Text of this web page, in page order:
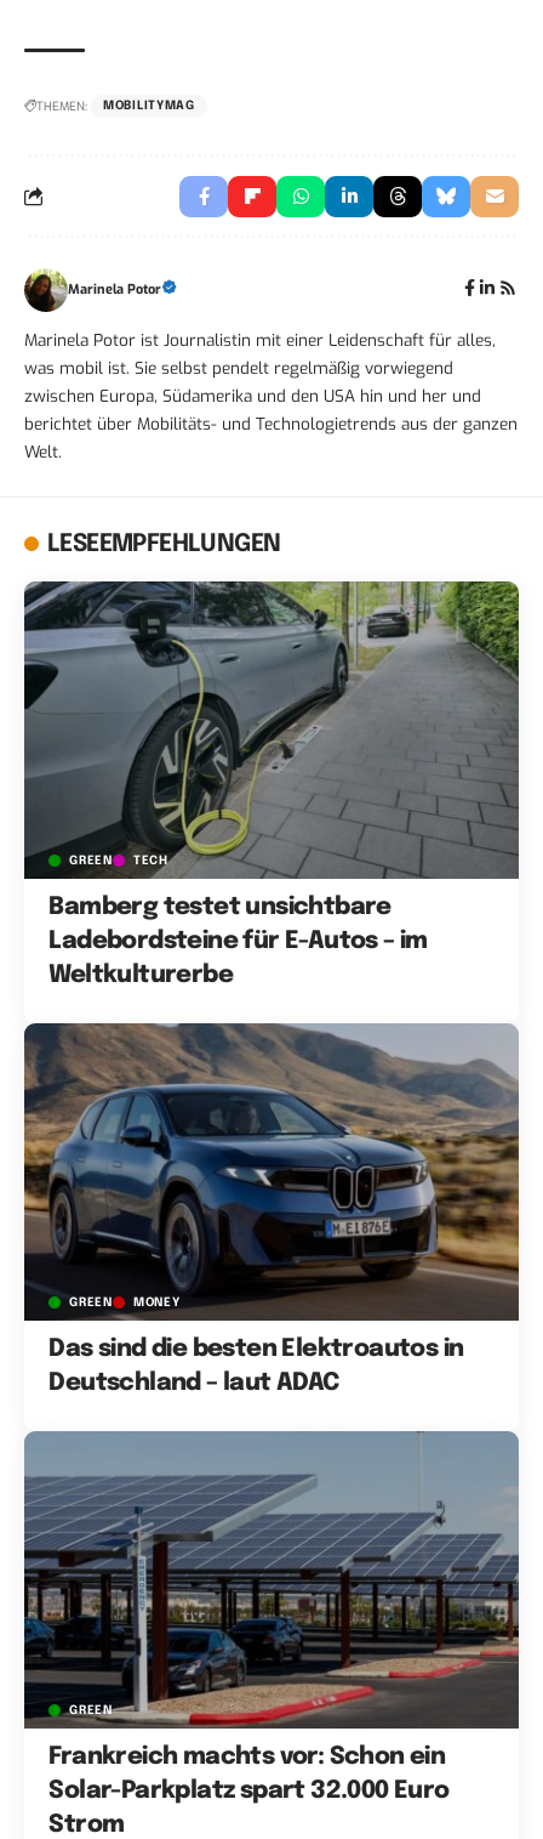
THEMEN: MOBILITYMAG
Marinela Potor
Marinela Potor ist Journalistin mit einer Leidenschaft für alles,
was mobil ist. Sie selbst pendelt regelmäßig vorwiegend
zwischen Europa, Südamerika und den USA hin und her und
berichtet über Mobilitäts- und Technologietrends aus der ganzen
Welt.
LESEEMPFEHLUNGEN
GREEN TECH
Bamberg testet unsichtbare
Ladebordsteine für E-Autos – im
Weltkulturerbe
GREEN MONEY
Das sind die besten Elektroautos in
Deutschland – laut ADAC
GREEN
Frankreich machts vor: Schon ein
Solar-Parkplatz spart 32.000 Euro
Strom